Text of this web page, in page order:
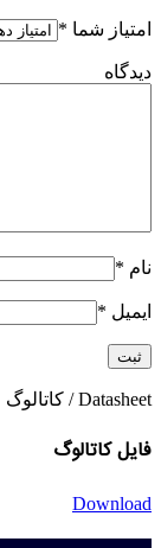
امتیاز شما *
نام *
ایمیل *
Datasheet / کاتالوگ
فایل کاتالوگ
Download